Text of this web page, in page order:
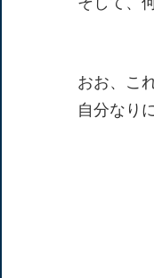
おお、こ
自分なり